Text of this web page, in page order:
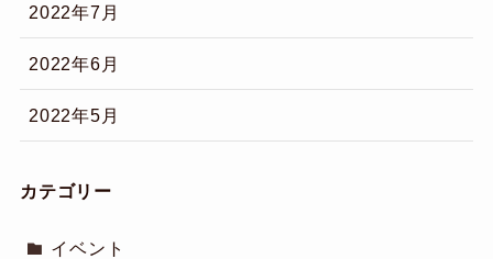
2022年7月
2022年6月
2022年5月
カテゴリー
イベント